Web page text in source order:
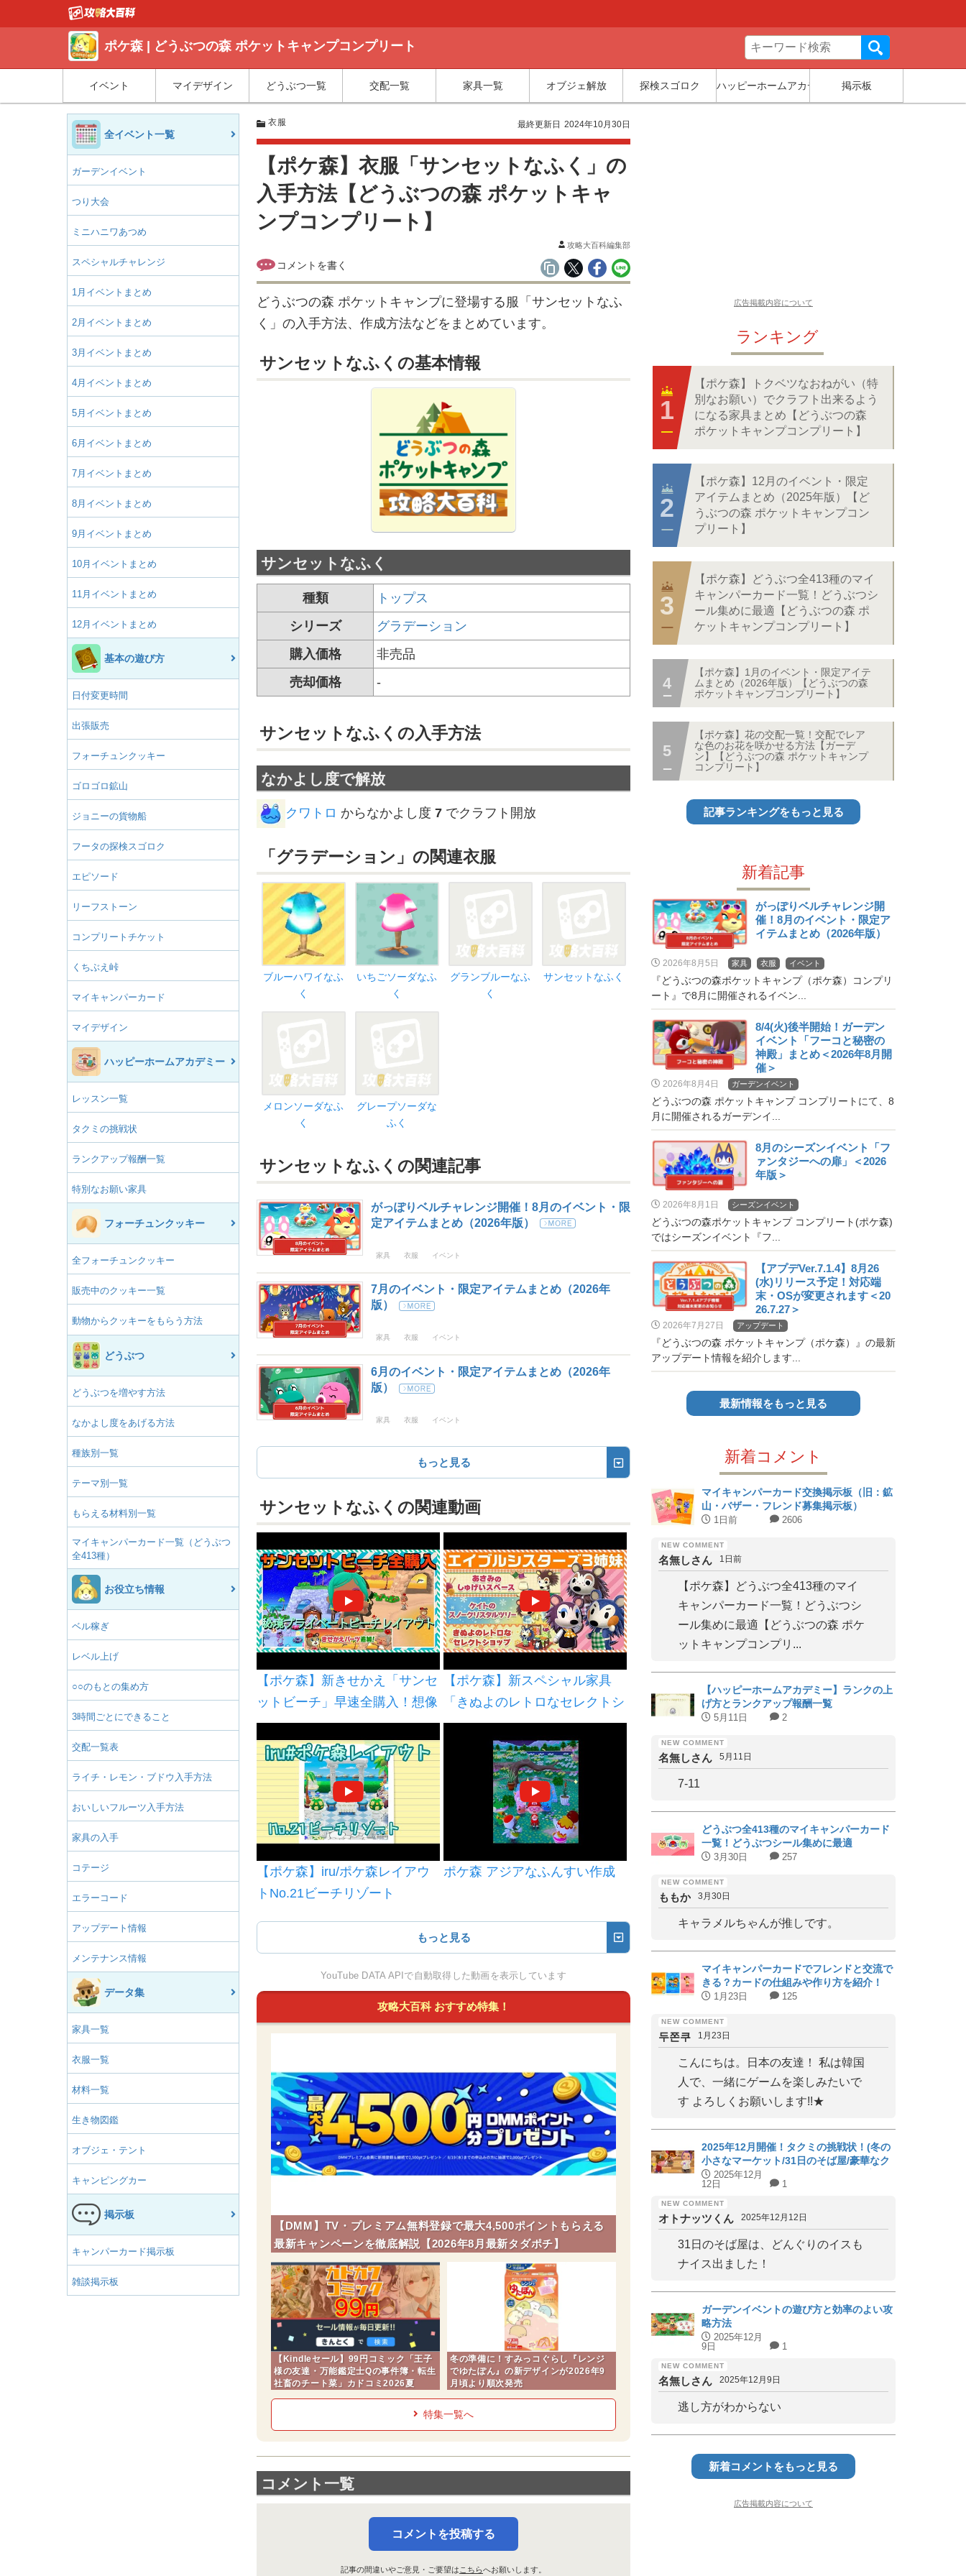
ポケ森 | どうぶつの森 ポケットキャンプコンプリート
イベント マイデザイン どうぶつ一覧 交配一覧 家具一覧 オブジェ解放 探検スゴロク ハッピーホームアカデミー 掲示板
全イベント一覧
ガーデンイベント
つり大会
ミニハニワあつめ
スペシャルチャレンジ
1月イベントまとめ
2月イベントまとめ
3月イベントまとめ
4月イベントまとめ
5月イベントまとめ
6月イベントまとめ
7月イベントまとめ
8月イベントまとめ
9月イベントまとめ
10月イベントまとめ
11月イベントまとめ
12月イベントまとめ
基本の遊び方
日付変更時間
出張販売
フォーチュンクッキー
ゴロゴロ鉱山
ジョニーの貨物船
フータの探検スゴロク
エピソード
リーフストーン
コンプリートチケット
くちぶえ峠
マイキャンパーカード
マイデザイン
ハッピーホームアカデミー
レッスン一覧
タクミの挑戦状
ランクアップ報酬一覧
特別なお願い家具
フォーチュンクッキー
全フォーチュンクッキー
販売中のクッキー一覧
動物からクッキーをもらう方法
どうぶつ
どうぶつを増やす方法
なかよし度をあげる方法
種族別一覧
テーマ別一覧
もらえる材料別一覧
マイキャンパーカード一覧（どうぶつ
全413種）
お役立ち情報
ベル稼ぎ
レベル上げ
○○のもとの集め方
3時間ごとにできること
交配一覧表
ライチ・レモン・ブドウ入手方法
おいしいフルーツ入手方法
家具の入手
コテージ
エラーコード
アップデート情報
メンテナンス情報
データ集
家具一覧
衣服一覧
材料一覧
生き物図鑑
オブジェ・テント
キャンピングカー
掲示板
キャンパーカード掲示板
雑談掲示板
衣服 最終更新日 2024年10月30日
【ポケ森】衣服「サンセットなふく」の
入手方法【どうぶつの森 ポケットキャ
ンプコンプリート】
攻略大百科編集部
どうぶつの森 ポケットキャンプに登場する服「サンセットなふ
く」の入手方法、作成方法などをまとめています。
サンセットなふくの基本情報
サンセットなふく
種類
トップス
シリーズ
グラデーション
購入価格
非売品
売却価格
-
サンセットなふくの入手方法
なかよし度で解放
クワトロ からなかよし度 7 でクラフト開放
「グラデーション」の関連衣服
ブルーハワイなふ
く
いちごソーダなふ
く
グランブルーなふ
く
サンセットなふく
メロンソーダなふ
く
グレープソーダな
ふく
サンセットなふくの関連記事
がっぽりベルチャレンジ開催！8月のイベント・限
定アイテムまとめ（2026年版）
家具 衣服 イベント
7月のイベント・限定アイテムまとめ（2026年
版）
家具 衣服 イベント
6月のイベント・限定アイテムまとめ（2026年
版）
家具 衣服 イベント
もっと見る
サンセットなふくの関連動画
【ポケ森】新きせかえ「サンセ
ットビーチ」早速全購入！想像
以上のクオリティに感激！サン
トスクッキーのアイテムも使っ
てキャンプ場レイアウト
【ポケ森】新スペシャル家具
「きぬよのレトロなセレクトシ
ョップ」登場！3姉妹がついに
再会！？
【ポケ森】iru/ポケ森レイアウ
トNo.21ビーチリゾート
ポケ森 アジアなふんすい作成
もっと見る
YouTube DATA APIで自動取得した動画を表示しています
攻略大百科 おすすめ特集！
【DMM】TV・プレミアム無料登録で最大4,500ポイントもらえる
最新キャンペーンを徹底解説【2026年8月最新タダポチ】
【Kindleセール】99円コミック「王子
様の友達・万能鑑定士Qの事件簿・転生
社畜のチート菜」カドコミ2026夏
冬の準備に！すみっコぐらし『レンジ
でゆたぽん』の新デザインが2026年9
月頃より順次発売
特集一覧へ
コメント一覧
コメントを投稿する
記事の間違いやご意見・ご要望はこちらへお願いします。
広告掲載内容について
ランキング
【ポケ森】トクベツなおねがい（特
別なお願い）でクラフト出来るよう
になる家具まとめ【どうぶつの森
ポケットキャンプコンプリート】
【ポケ森】12月のイベント・限定
アイテムまとめ（2025年版）【ど
うぶつの森 ポケットキャンプコン
プリート】
【ポケ森】どうぶつ全413種のマイ
キャンパーカード一覧！どうぶつシ
ール集めに最適【どうぶつの森 ポ
ケットキャンプコンプリート】
【ポケ森】1月のイベント・限定アイテ
ムまとめ（2026年版）【どうぶつの森
ポケットキャンプコンプリート】
【ポケ森】花の交配一覧！交配でレア
な色のお花を咲かせる方法【ガーデ
ン】【どうぶつの森 ポケットキャンプ
コンプリート】
記事ランキングをもっと見る
新着記事
がっぽりベルチャレンジ開
催！8月のイベント・限定ア
イテムまとめ（2026年版）
2026年8月5日 家具 衣服 イベント
『どうぶつの森ポケットキャンプ（ポケ森）コンプリ
ート』で8月に開催されるイベン...
8/4(火)後半開始！ガーデン
イベント「フーコと秘密の
神殿」まとめ＜2026年8月開
催＞
2026年8月4日 ガーデンイベント
どうぶつの森 ポケットキャンプ コンプリートにて、8
月に開催されるガーデンイ...
8月のシーズンイベント「フ
ァンタジーへの扉」＜2026
年版＞
2026年8月1日 シーズンイベント
どうぶつの森ポケットキャンプ コンプリート(ポケ森)
ではシーズンイベント『フ...
【アプデVer.7.1.4】8月26
(水)リリース予定！対応端
末・OSが変更されます＜20
26.7.27＞
2026年7月27日 アップデート
『どうぶつの森 ポケットキャンプ（ポケ森）』の最新
アップデート情報を紹介します...
最新情報をもっと見る
新着コメント
マイキャンパーカード交換掲示板（旧：鉱
山・バザー・フレンド募集掲示板）
1日前 2606
名無しさん 1日前
【ポケ森】どうぶつ全413種のマイ
キャンパーカード一覧！どうぶつシ
ール集めに最適【どうぶつの森 ポケ
ットキャンプコンプリ...
【ハッピーホームアカデミー】ランクの上
げ方とランクアップ報酬一覧
5月11日 2
名無しさん 5月11日
7-11
どうぶつ全413種のマイキャンパーカード
一覧！どうぶつシール集めに最適
3月30日 257
ももか 3月30日
キャラメルちゃんが推しです。
マイキャンパーカードでフレンドと交流で
きる？カードの仕組みや作り方を紹介！
1月23日 125
두쫀쿠 1月23日
こんにちは。日本の友達！ 私は韓国
人で、一緒にゲームを楽しみたいで
す よろしくお願いします!!★
2025年12月開催！タクミの挑戦状！(冬の
小さなマーケット/31日のそば屋/豪華なク
リスマス会)パーフェクト家具と代用家具
を紹介！【ハッピーホームアカデミー】
2025年12月
12日
1
オトナッツくん 2025年12月12日
31日のそば屋は、どんぐりのイスも
ナイス出ました！
ガーデンイベントの遊び方と効率のよい攻
略方法
2025年12月
9日
1
名無しさん 2025年12月9日
逃し方がわからない
新着コメントをもっと見る
広告掲載内容について